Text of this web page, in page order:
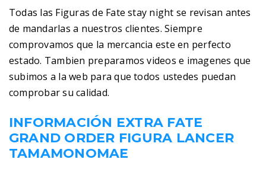
Todas las Figuras de Fate stay night se revisan antes
de mandarlas a nuestros clientes. Siempre
comprovamos que la mercancia este en perfecto
estado. Tambien preparamos videos e imagenes que
subimos a la web para que todos ustedes puedan
comprobar su calidad.
INFORMACIÓN EXTRA FATE
GRAND ORDER FIGURA LANCER
TAMAMONOMAE